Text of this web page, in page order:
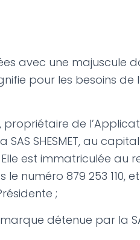
avec une majuscule
pour les besoins de
de
SHESMET, au
est immatriculée au
numéro 879 253 110,
;
détenue par la